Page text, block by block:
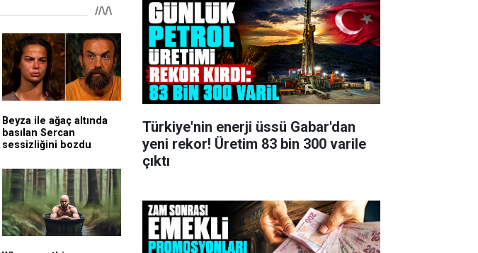
Türkiye'nin enerji üssü Gabar'dan
yeni rekor! Üretim 83 bin 300 varile
çıktı